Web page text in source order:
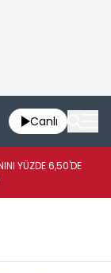
Canlı
YÜZDE 6,50'DE